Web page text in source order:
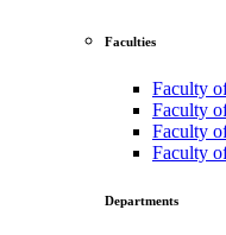
Faculties
Faculty
Faculty
Faculty
Faculty
Departments